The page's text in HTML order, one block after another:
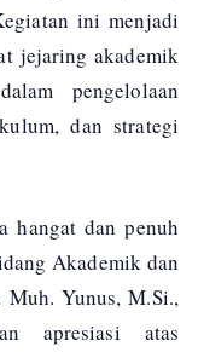
ini menjadi
jejaring akademik
pengelolaan
dan strategi
hangat dan penuh
Akademik dan
Yunus, M.Si.,
apresiasi atas